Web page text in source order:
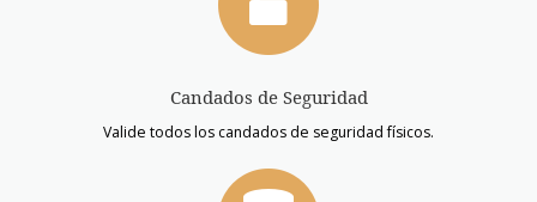
Candados de Seguridad
Valide todos los candados de seguridad físicos.